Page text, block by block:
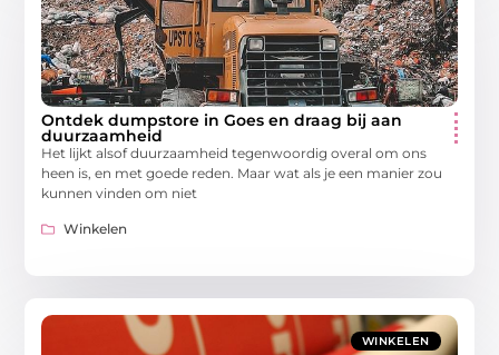
Ontdek dumpstore in Goes en draag bij aan
duurzaamheid
Het lijkt alsof duurzaamheid tegenwoordig overal om ons
heen is, en met goede reden. Maar wat als je een manier zou
kunnen vinden om niet
Winkelen
WINKELEN